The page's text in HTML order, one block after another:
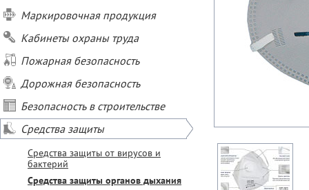
Маркировочная продукция
Кабинеты охраны труда
Пожарная безопасность
Дорожная безопасность
Безопасность в строительстве
Средства защиты
Средства защиты от вирусов и
бактерий
Средства защиты органов дыхания